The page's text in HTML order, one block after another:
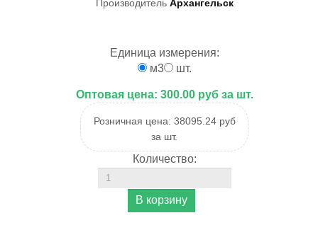
Производитель Архангельск
Единица измерения:
м3
шт.
Оптовая цена: 300.00 руб за шт.
Розничная цена: 38095.24 руб
за шт.
Количество: